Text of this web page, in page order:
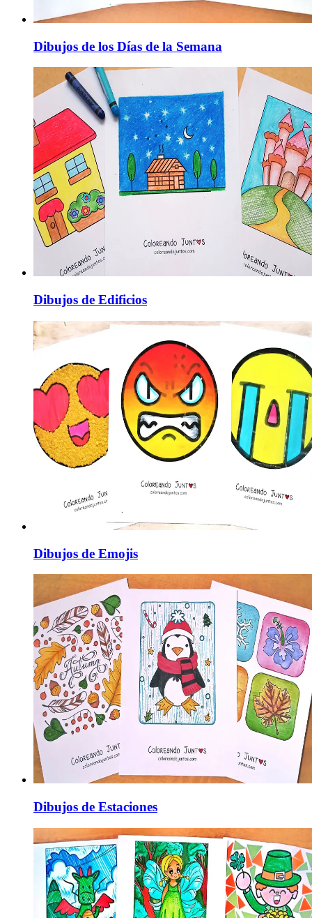
Dibujos de los Días de la Semana
Dibujos de Edificios
Dibujos de Emojis
Dibujos de Estaciones